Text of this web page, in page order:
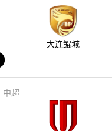
大连鲲城
中超